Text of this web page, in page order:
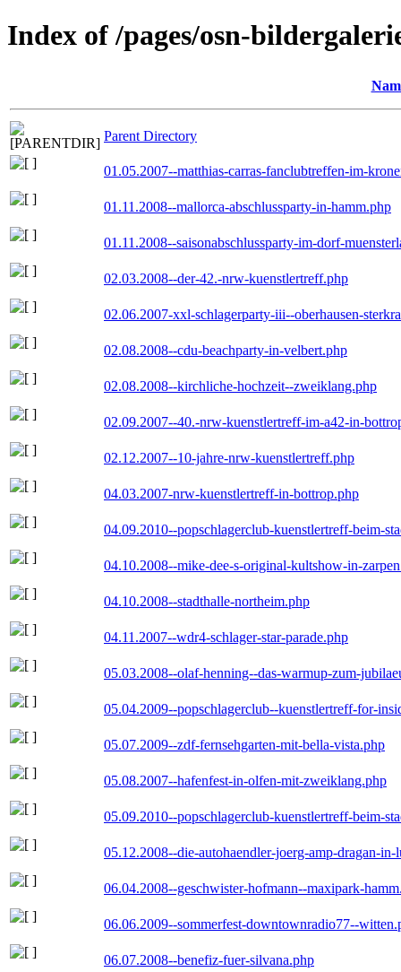
Index of /pages/osn-
Parent Directory
01.05.2007--matthias-carras-fanclubtreffen-im-
01.11.2008--mallorca-abschlussparty-in-hamm.php
01.11.2008--saisonabschlussparty-im-dorf-
02.03.2008--der-42.-nrw-kuenstlertreff.php
02.06.2007-xxl-schlagerparty-iii--oberhausen-
02.08.2008--cdu-beachparty-in-velbert.php
02.08.2008--kirchliche-hochzeit--zweiklang.php
02.09.2007--40.-nrw-kuenstlertreff-im-a42-in-
02.12.2007--10-jahre-nrw-kuenstlertreff.php
04.03.2007-nrw-kuenstlertreff-in-bottrop.php
04.09.2010--popschlagerclub-kuenstlertreff-beim-
04.10.2008--mike-dee-s-original-kultshow-in-
04.10.2008--stadthalle-northeim.php
04.11.2007--wdr4-schlager-star-parade.php
05.03.2008--olaf-henning--das-warmup-zum-
05.04.2009--popschlagerclub--kuenstlertreff-for-
05.07.2009--zdf-fernsehgarten-mit-bella-vista.php
05.08.2007--hafenfest-in-olfen-mit-zweiklang.php
05.09.2010--popschlagerclub-kuenstlertreff-beim-
05.12.2008--die-autohaendler-joerg-amp-dragan-in-
06.04.2008--geschwister-hofmann--maxipark-
06.06.2009--sommerfest-downtownradio77--
06.07.2008--benefiz-fuer-silvana.php